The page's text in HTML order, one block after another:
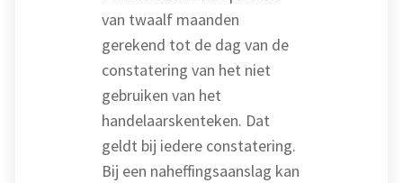
van twaalf maanden
gerekend tot de dag van de
constatering van het niet
gebruiken van het
handelaarskenteken. Dat
geldt bij iedere constatering.
Bij een naheffingsaanslag kan